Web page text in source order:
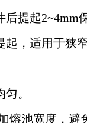
提起2~4mm
，适用于狭窄
。
熔池宽度，避